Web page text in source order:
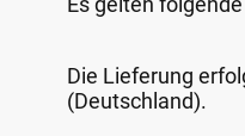
Die Lieferung
(Deutschland).